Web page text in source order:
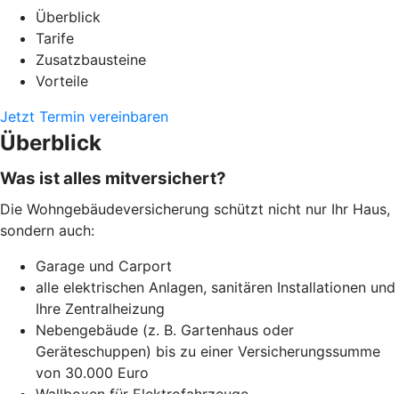
Überblick
Tarife
Zusatzbausteine
Vorteile
Jetzt Termin vereinbaren
Überblick
Was ist alles mitversichert?
Die Wohngebäudeversicherung schützt nicht nur Ihr Haus,
sondern auch:
Garage und Carport
alle elektrischen Anlagen, sanitären Installationen und
Ihre Zentralheizung
Nebengebäude (z. B. Gartenhaus oder
Geräteschuppen) bis zu einer Versicherungssumme
von 30.000 Euro